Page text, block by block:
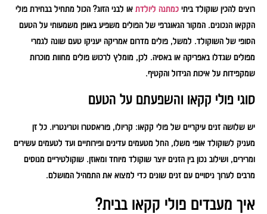
רוצים להכין שוקולד ביתיכמתנה ליולדתאו לבני הזוג? הכול מתחיל בבחירת פולי
הקקאו הנכונים. המקור הגאוגרפי של הפולים משפיע באופן משמעותי על הטעם
הסופי של השוקולד. למשל, פולים מדרום אמריקה יעניקו טעם שונה לגמרי
מפולים שגדלו באפריקה או באסיה. לכן, מומלץ לרכוש פולים מחוות מוכרות
שמקפידות על איכות הגידול והקטיף.
סוגי פולי קקאו והשפעתם על הטעם
יש שלושה זנים עיקריים של פולי קקאו: קריולו, פוראסטרו וטרינטריו. כל זן
מעניק לשוקולד אופי משלו, החל מטעמים עדינים ופירותיים ועד לטעמים עשירים
ומרירים, ושילוב נכון בין הזנים יוצר שוקולד מיוחד ומאוזן. שוקולטיריים מנוסים
מרבים לערוך ניסויים עם זנים שונים כדי למצוא את התמהיל המושלם.
איך מעבדים פולי קקאו בבית?